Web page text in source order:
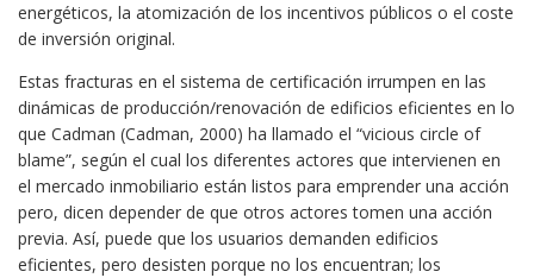
energéticos, la atomización de los incentivos públicos o el coste
de inversión original.
Estas fracturas en el sistema de certificación irrumpen en las
dinámicas de producción/renovación de edificios eficientes en lo
que Cadman (Cadman, 2000) ha llamado el “vicious circle of
blame”, según el cual los diferentes actores que intervienen en
el mercado inmobiliario están listos para emprender una acción
pero, dicen depender de que otros actores tomen una acción
previa. Así, puede que los usuarios demanden edificios
eficientes, pero desisten porque no los encuentran; los